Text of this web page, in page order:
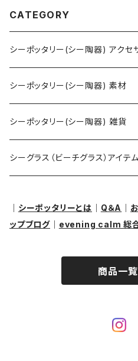
CATEGORY
シーポッタリー(シー陶器) アクセ
ネックレス
ピアス・イヤリング
ペンダントヘッド（トップ）
リング
シーポッタリー(シー陶器) 素材
アクセサリー用
クラフト用
シーポッタリー(シー陶器) 雑貨
オブジェ・置物
シーグラス（ビーチグラス）アイテム
シーポッタリーとは Q＆A
ップブログ
evening calm 総合
商品一